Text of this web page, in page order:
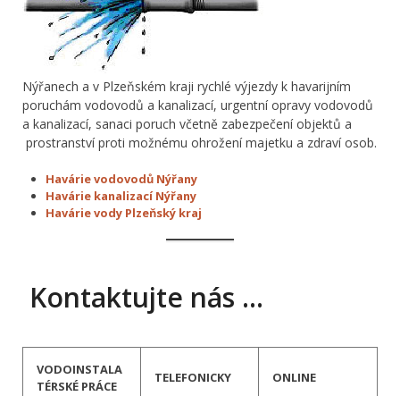
Nýřanech a v Plzeňském kraji rychlé výjezdy k havarijním
poruchám vodovodů a kanalizací, urgentní opravy vodovodů
a kanalizací, sanaci poruch včetně zabezpečení objektů a
prostranství proti možnému ohrožení majetku a zdraví osob.
Havárie vodovodů Nýřany
Havárie kanalizací Nýřany
Havárie vody Plzeňský kraj
Kontaktujte nás …
VODOINSTALA
TÉRSKÉ PRÁCE
TELEFONICKY ONLINE